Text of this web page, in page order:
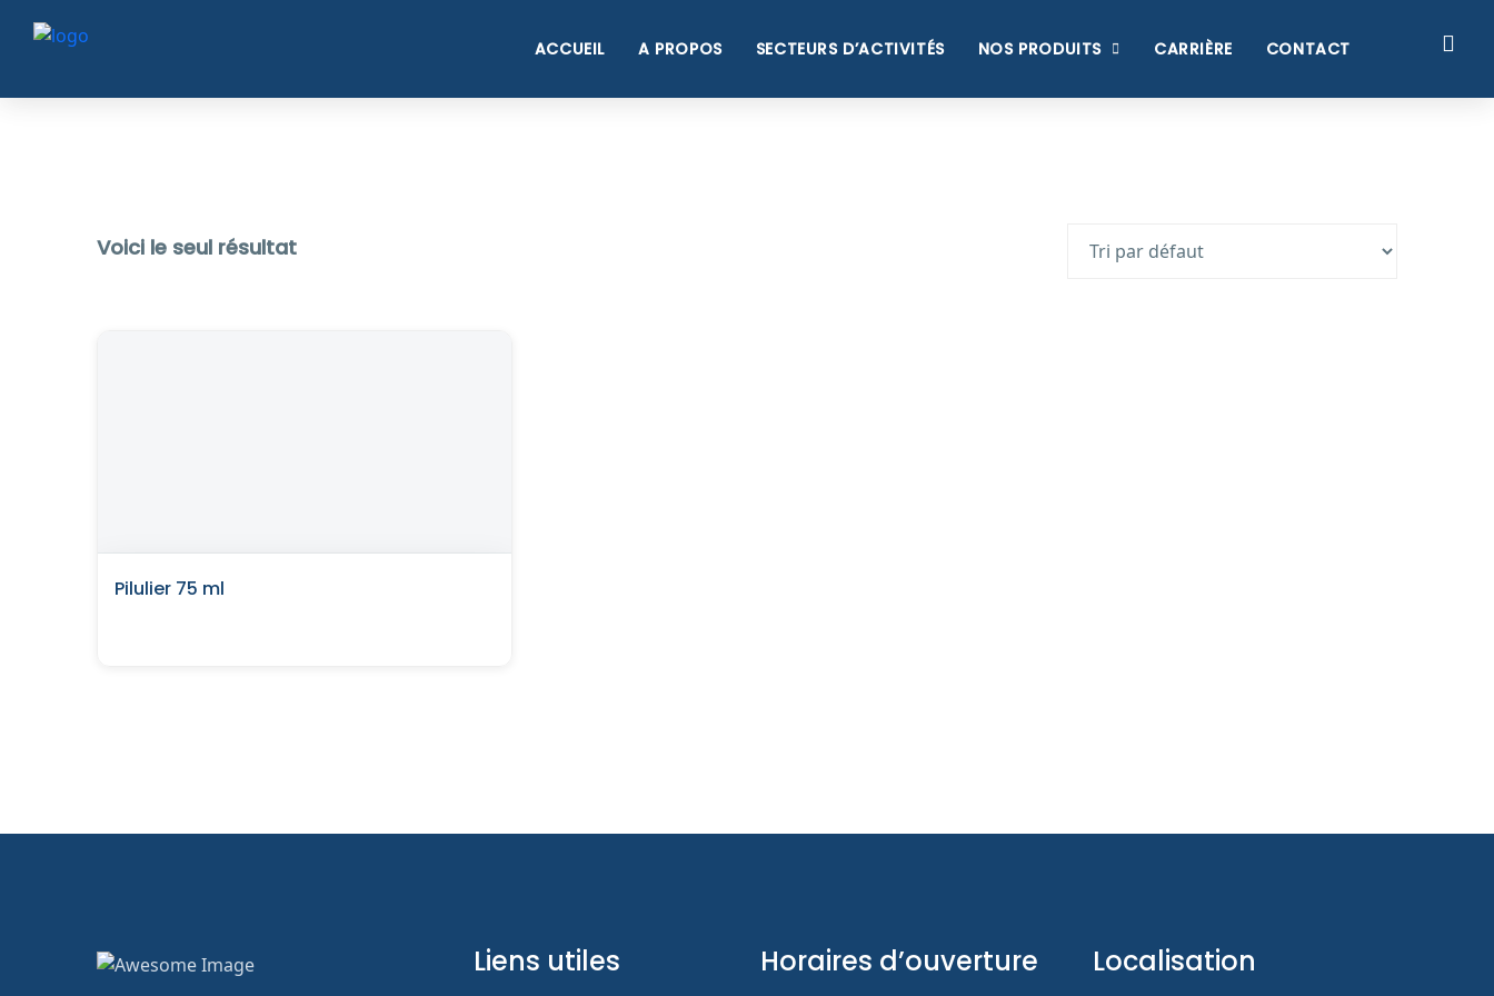
ACCUEIL A PROPOS SECTEURS D’ACTIVITÉS NOS PRODUITS CARRIÈRE CONTACT
Voici le seul résultat
Pilulier 75 ml
Liens utiles Horaires d’ouverture Localisation